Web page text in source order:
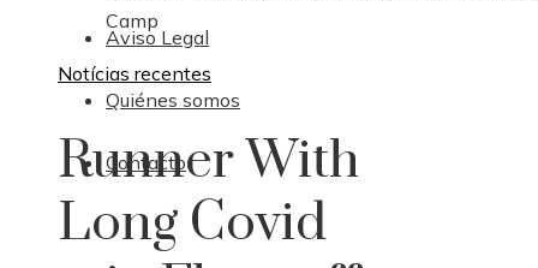
Aviso Legal
Quiénes somos
Contacto
Camp
Notícias recentes
Runner With
Long Covid